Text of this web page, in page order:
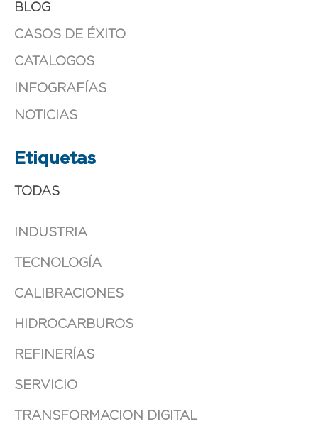
BLOG
CASOS DE ÉXITO
CATALOGOS
INFOGRAFÍAS
NOTICIAS
Etiquetas
TODAS
INDUSTRIA
TECNOLOGÍA
CALIBRACIONES
HIDROCARBUROS
REFINERÍAS
SERVICIO
TRANSFORMACION DIGITAL